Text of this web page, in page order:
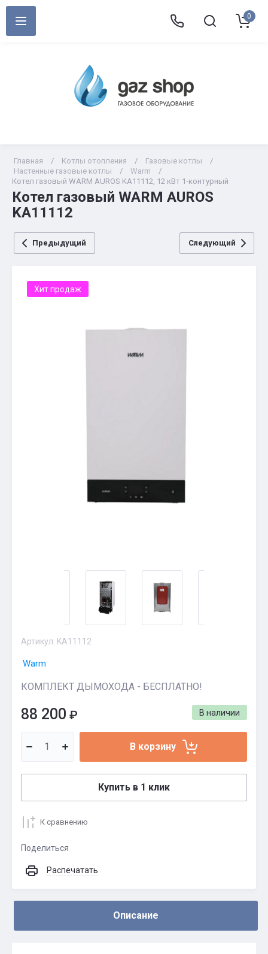
0
Главная / Котлы отопления / Газовые котлы
/
Настенные газовые котлы
/ Warm
/
Котел газовый WARM AUROS KA11112, 12 кВт 1-контурный
Котел газовый WARM AUROS
KA11112
Предыдущий Следующий
Хит продаж
Артикул: KA11112
Warm
КОМПЛЕКТ ДЫМОХОДА - БЕСПЛАТНО!
В наличии
88 200 ₽
В корзину
Купить в 1 клик
К сравнению
Поделиться
Распечатать
Описание